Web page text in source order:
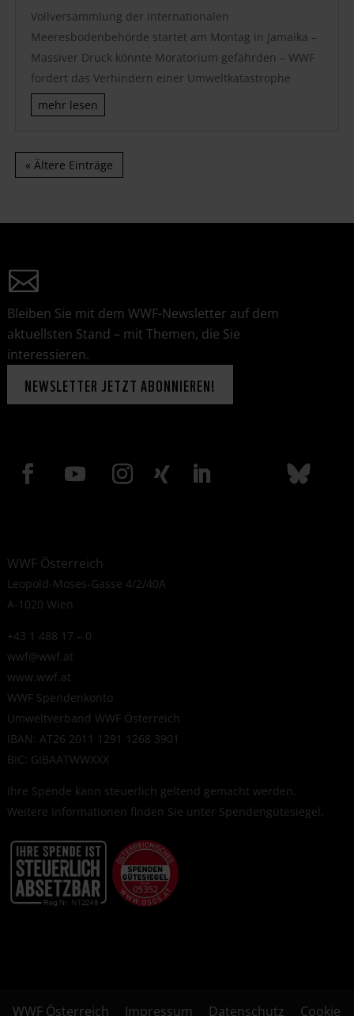
Vollversammlung der internationalen
Meeresbodenbehörde startet am Montag in Jamaika –
Massiver Druck könnte Moratorium gefährden – WWF
fordert das Verhindern einer Umweltkatastrophe
mehr lesen
« Ältere Einträge
Bleiben Sie mit dem WWF-Newsletter auf dem
aktuellsten Stand – mit Themen, die Sie
interessieren.
NEWSLETTER JETZT ABONNIEREN!
WWF Österreich
Leopold-Moses-Gasse 4/2/40A
A-1020 Wien
+43 1 488 17 – 0
wwf@wwf.at
www.wwf.at
WWF Spendenkonto
Umweltverband WWF Österreich
IBAN: AT26 2011 1291 1268 3901
BIC: GIBAATWWXXX
Ihre Spende kann steuerlich geltend gemacht werden.
Weitere Informationen finden Sie unter Spendengütesiegel.
WWF Österreich Impressum Datenschutz Cookie